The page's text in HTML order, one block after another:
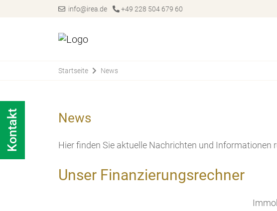
info@irea.de +49 228 504 679 60
Startseite News
News
Hier finden Sie aktuelle Nachrichten und
Unser Finanzierungsrechner
Kontakt